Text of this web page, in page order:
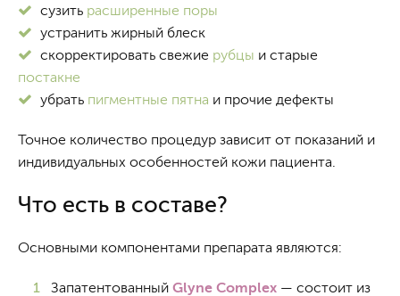
сузить расширенные поры
устранить жирный блеск
скорректировать свежие рубцы и старые
постакне
убрать пигментные пятна и прочие дефекты
Точное количество процедур зависит от показаний и
индивидуальных особенностей кожи пациента.
Что есть в составе?
Основными компонентами препарата являются:
Запатентованный Glyne Complex — состоит из